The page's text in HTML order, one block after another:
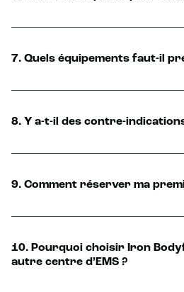
7. Quels équipements faut-il
8. Y a-t-il des contre-
9. Comment réserver ma
10. Pourquoi choisir Iron
autre centre d’EMS ?